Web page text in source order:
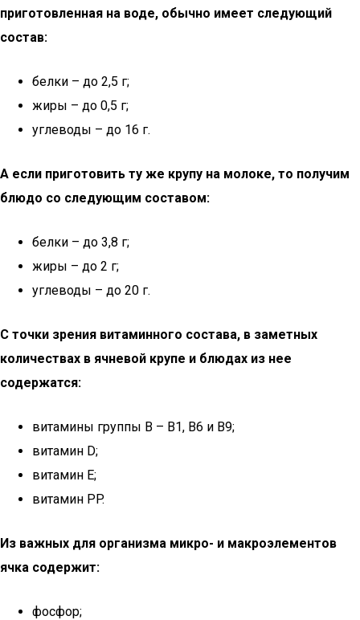
приготовленная на воде, обычно имеет следующий
состав:
белки – до 2,5 г;
жиры – до 0,5 г;
углеводы – до 16 г.
А если приготовить ту же крупу на молоке, то получим
блюдо со следующим составом:
белки – до 3,8 г;
жиры – до 2 г;
углеводы – до 20 г.
С точки зрения витаминного состава, в заметных
количествах в ячневой крупе и блюдах из нее
содержатся:
витамины группы B – В1, В6 и В9;
витамин D;
витамин E;
витамин PP.
Из важных для организма микро- и макроэлементов
ячка содержит:
фосфор;